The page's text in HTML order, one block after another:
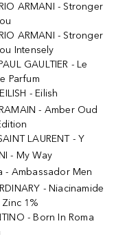
ARMANI - Stronger
ARMANI - Stronger
Intensely
GAULTIER - Le
Parfum
- Eilish
- Amber Oud
LAURENT - Y
- My Way
- Ambassador Men
- Niacinamide
Zinc 1%
- Born In Roma